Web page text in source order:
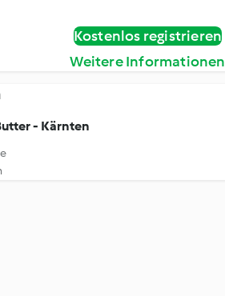
Kostenlos registrieren
Weitere Informationen
- Kärnten